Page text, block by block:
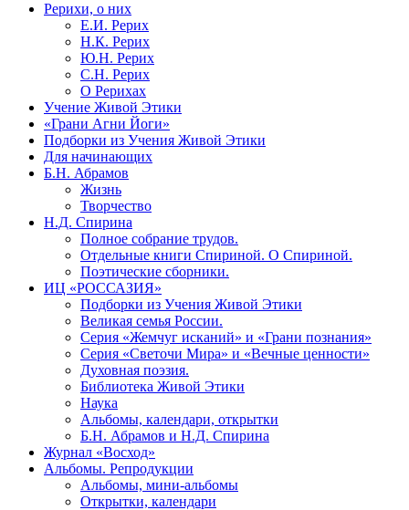
Рерихи, о них
Е.И. Рерих
Н.К. Рерих
Ю.Н. Рерих
С.Н. Рерих
О Рерихах
Учение Живой Этики
«Грани Агни Йоги»
Подборки из Учения Живой Этики
Для начинающих
Б.Н. Абрамов
Жизнь
Творчество
Н.Д. Спирина
Полное собрание трудов.
Отдельные книги Спириной. О Спириной.
Поэтические сборники.
ИЦ «РОССАЗИЯ»
Подборки из Учения Живой Этики
Великая семья России.
Серия «Жемчуг исканий» и «Грани познания»
Серия «Светочи Мира» и «Вечные ценности»
Духовная поэзия.
Библиотека Живой Этики
Наука
Альбомы, календари, открытки
Б.Н. Абрамов и Н.Д. Спирина
Журнал «Восход»
Альбомы. Репродукции
Альбомы, мини-альбомы
Открытки, календари